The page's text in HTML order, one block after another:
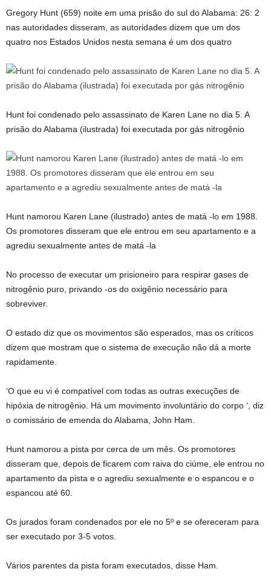
Gregory Hunt (659) noite em uma prisão do sul do Alabama: 26: 2
nas autoridades disseram, as autoridades dizem que um dos
quatro nos Estados Unidos nesta semana é um dos quatro
Hunt foi condenado pelo assassinato de Karen Lane no dia 5. A
prisão do Alabama (ilustrada) foi executada por gás nitrogênio
Hunt namorou Karen Lane (ilustrado) antes de matá -lo em 1988.
Os promotores disseram que ele entrou em seu apartamento e a
agrediu sexualmente antes de matá -la
No processo de executar um prisioneiro para respirar gases de
nitrogênio puro, privando -os do oxigênio necessário para
sobreviver.
O estado diz que os movimentos são esperados, mas os críticos
dizem que mostram que o sistema de execução não dá a morte
rapidamente.
‘O que eu vi é compatível com todas as outras execuções de
hipóxia de nitrogênio. Há um movimento involuntário do corpo ‘, diz
o comissário de emenda do Alabama, John Ham.
Hunt namorou a pista por cerca de um mês. Os promotores
disseram que, depois de ficarem com raiva do ciúme, ele entrou no
apartamento da pista e o agrediu sexualmente e o espancou e o
espancou até 60.
Os jurados foram condenados por ele no 5º e se ofereceram para
ser executado por 3-5 votos.
Vários parentes da pista foram executados, disse Ham.